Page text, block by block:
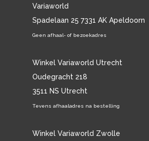
Variaworld
Spadelaan 25 7331 AK Apeldoorn
Geen afhaal- of bezoekadres
Winkel Variaworld Utrecht
Oudegracht 218
3511 NS Utrecht
Tevens afhaaladres na bestelling
Winkel Variaworld Zwolle